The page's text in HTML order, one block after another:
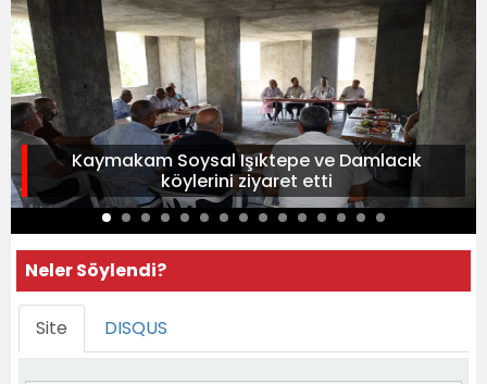
Kaymakam Soysal Işıktepe ve Damlacık
köylerini ziyaret etti
Neler Söylendi?
Site DISQUS